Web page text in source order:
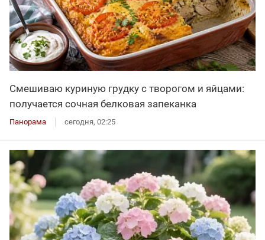
Смешиваю куриную грудку с творогом и яйцами:
получается сочная белковая запеканка
Панорама сегодня, 02:25